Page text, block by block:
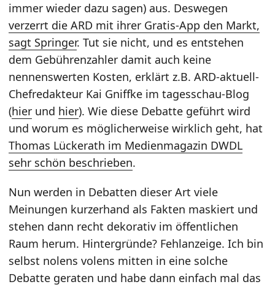
immer wieder dazu sagen) aus. Deswegen
verzerrt die ARD mit ihrer Gratis-App den Markt,
sagt Springer. Tut sie nicht, und es entstehen
dem Gebührenzahler damit auch keine
nennenswerten Kosten, erklärt z.B. ARD-aktuell-
Chefredakteur Kai Gniffke im tagesschau-Blog
(hier und hier). Wie diese Debatte geführt wird
und worum es möglicherweise wirklich geht, hat
Thomas Lückerath im Medienmagazin DWDL
sehr schön beschrieben.
Nun werden in Debatten dieser Art viele
Meinungen kurzerhand als Fakten maskiert und
stehen dann recht dekorativ im öffentlichen
Raum herum. Hintergründe? Fehlanzeige. Ich bin
selbst nolens volens mitten in eine solche
Debatte geraten und habe dann einfach mal das